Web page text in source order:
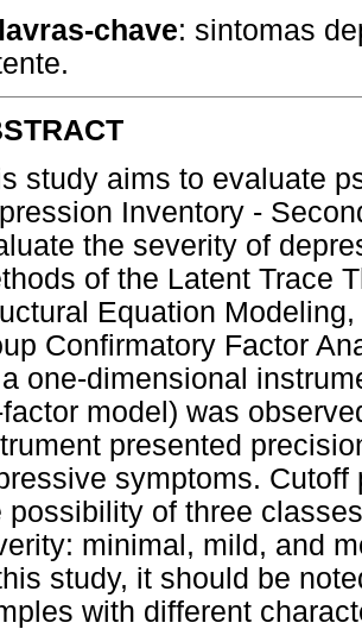
chave: sintomas
study aims to evaluate
Inventory -
the severity of
of the Latent Trace
Equation
Confirmatory Factor
one-dimensional
model) was
presented
symptoms.
possibility of three
minimal, mild, and
study, it should be
with different